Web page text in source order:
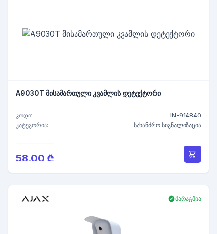
A9030T მისამართული კვამლის დეტექტორი
კოდი:
IN-914840
კატეგორია:
სახანძრო სიგნალიზაცია
58.00 ₾
მარაგშია